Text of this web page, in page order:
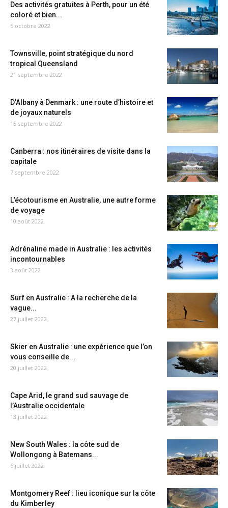
Des activités gratuites à Perth, pour un été
coloré et bien...
5 octobre 2022
Townsville, point stratégique du nord
tropical Queensland
21 septembre 2022
D’Albany à Denmark : une route d’histoire et
de joyaux naturels
15 septembre 2022
Canberra : nos itinéraires de visite dans la
capitale
7 septembre 2022
L’écotourisme en Australie, une autre forme
de voyage
10 août 2022
Adrénaline made in Australie : les activités
incontournables
3 août 2022
Surf en Australie : A la recherche de la
vague...
27 juillet 2022
Skier en Australie : une expérience que l’on
vous conseille de...
20 juillet 2022
Cape Arid, le grand sud sauvage de
l’Australie occidentale
13 juillet 2022
New South Wales : la côte sud de
Wollongong à Batemans...
6 juillet 2022
Montgomery Reef : lieu iconique sur la côte
du Kimberley